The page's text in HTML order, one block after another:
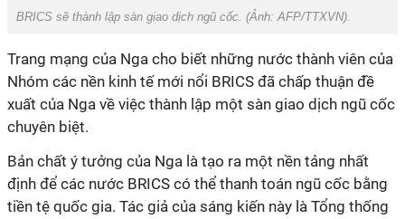
BRICS sẽ thành lập sàn giao dịch ngũ cốc. (Ảnh:AFP/TTXVN).
Trang mạng của Nga cho biết những nước thành viên của
Nhóm các nền kinh tế mới nổi BRICS đã chấp thuận đề
xuất của Nga về việc thành lập một sàn giao dịch ngũ cốc
chuyên biệt.
Bản chất ý tưởng của Nga là tạo ra một nền tảng nhất
định để các nước BRICS có thể thanh toán ngũ cốc bằng
tiền tệ quốc gia. Tác giả của sáng kiến này là Tổng thống